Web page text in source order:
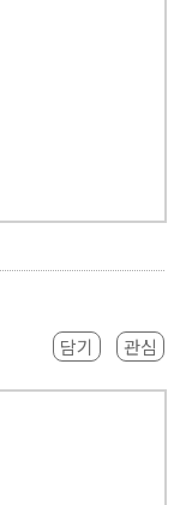
담기 관심